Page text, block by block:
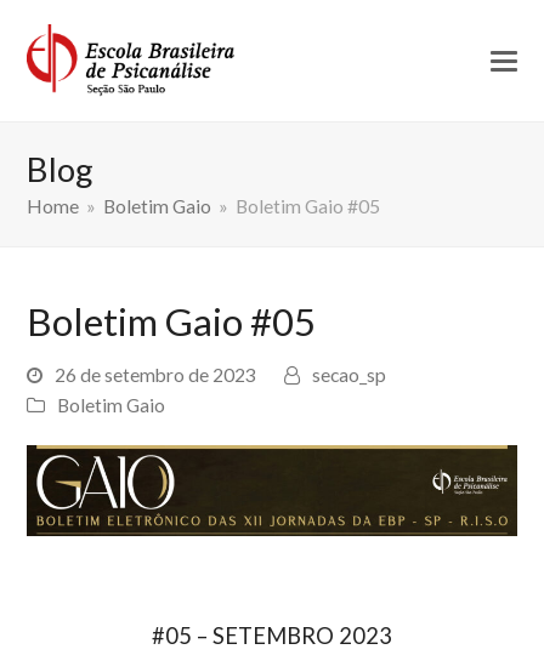
Blog
Home » Boletim Gaio » Boletim Gaio #05
Boletim Gaio #05
26 de setembro de 2023
secao_sp
Boletim Gaio
#05 – SETEMBRO 2023